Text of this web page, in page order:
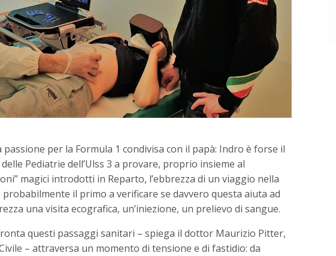
per la Formula 1 condivisa con il papà: Indro è forse il
Pediatrie dell’Ulss 3 a provare, proprio insieme al
magici introdotti in Reparto, l’ebbrezza di un viaggio nella
il primo a verificare se davvero questa aiuta ad
una visita ecografica, un’iniezione, un prelievo di sangue.
questi passaggi sanitari – spiega il dottor Maurizio Pitter,
– attraversa un momento di tensione e di fastidio: da